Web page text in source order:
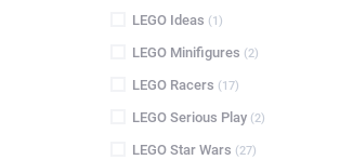
LEGO Ideas (1)
LEGO Minifigures (2)
LEGO Racers (17)
LEGO Serious Play (2)
LEGO Star Wars (27)